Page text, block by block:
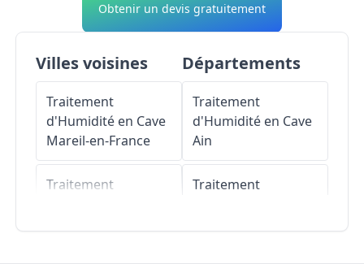
Obtenir un devis gratuitement
Villes voisines
Traitement
d'Humidité en Cave
Mareil-en-France
Traitement
Départements
Traitement
d'Humidité en Cave
Ain
Traitement